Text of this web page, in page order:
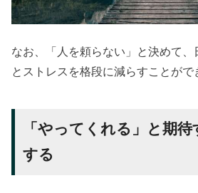
なお、「人を頼らない」と決めて、
とストレスを格段に減らすことがで
「やってくれる」と期
する